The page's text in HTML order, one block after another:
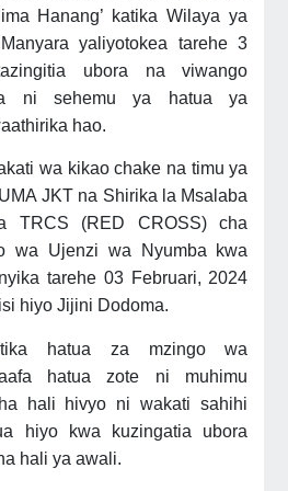
Hanang’ katika Wilaya ya
yaliyotokea tarehe 3
ubora na viwango
ni sehemu ya hatua ya
hao.
wa kikao chake na timu ya
JKT na Shirika la Msalaba
TRCS (RED CROSS) cha
wa Ujenzi wa Nyumba kwa
tarehe 03 Februari, 2024
hiyo Jijini Dodoma.
hatua za mzingo wa
hatua zote ni muhimu
hali hivyo ni wakati sahihi
hiyo kwa kuzingatia ubora
hali ya awali.